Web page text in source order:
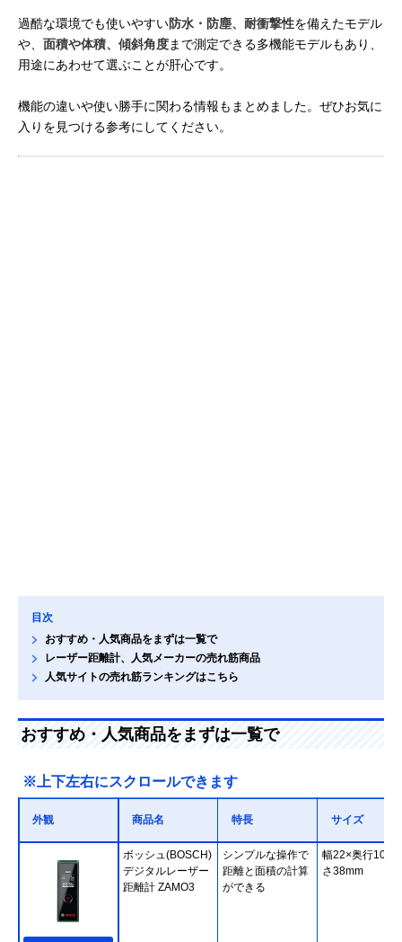
過酷な環境でも使いやすい防水・防塵、耐衝撃性を備えたモデル
や、 面積や体積、傾斜角度まで測定できる多機能モデルもあり、
用途にあわせて選ぶことが肝心です。
機能の違いや使い勝手に関わる情報もまとめました。ぜひお気に
入りを見つける参考にしてください。
目次
おすすめ・人気商品をまずは一覧で
レーザー距離計、人気メーカーの売れ筋商品
人気サイトの売れ筋ランキングはこちら
おすすめ・人気商品をまずは一覧で
※上下左右にスクロールできます
外観 商品名 特長 サイズ
ボッシュ(BOSCH)
デジタルレーザー
距離計 ZAMO3
シンプルな操作で
距離と面積の計算
ができる
幅22×奥行105×
さ38mm